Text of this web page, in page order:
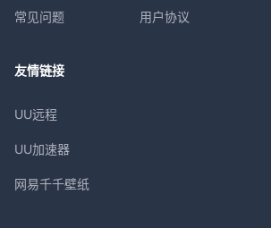
常见问题 用户协议
友情链接
UU远程
UU加速器
网易千千壁纸